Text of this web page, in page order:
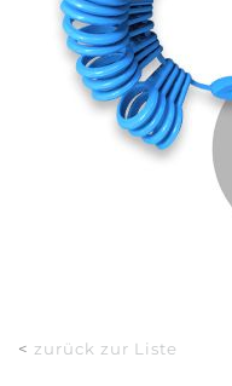
< zurück zur Liste